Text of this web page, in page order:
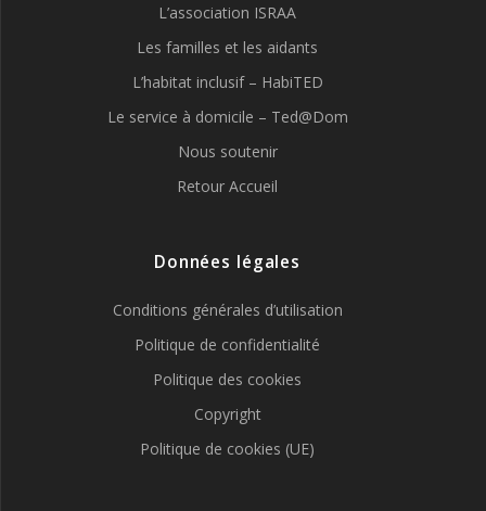
L’association ISRAA
Les familles et les aidants
L’habitat inclusif – HabiTED
Le service à domicile – Ted@Dom
Nous soutenir
Retour Accueil
Données légales
Conditions générales d’utilisation
Politique de confidentialité
Politique des cookies
Copyright
Politique de cookies (UE)